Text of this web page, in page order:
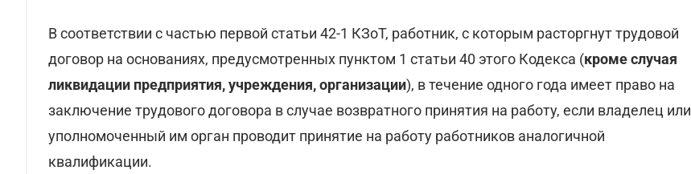
В соответствии с частью первой статьи 42-1 КЗоТ, работник, с которым расторгнут трудовой
договор на основаниях, предусмотренных пунктом 1 статьи 40 этого Кодекса (кроме случая
ликвидации предприятия, учреждения, организации), в течение одного года имеет право на
заключение трудового договора в случае возвратного принятия на работу, если владелец или
уполномоченный им орган проводит принятие на работу работников аналогичной
квалификации.